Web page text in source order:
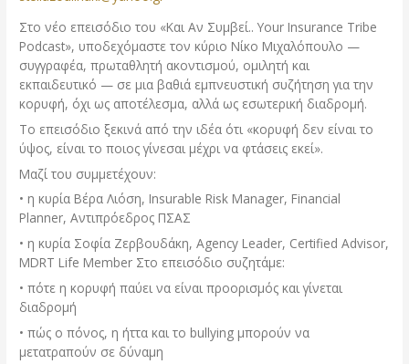
Στο νέο επεισόδιο του «Και Αν Συμβεί.. Your Insurance Tribe
Podcast», υποδεχόμαστε τον κύριο Νίκο Μιχαλόπουλο —
συγγραφέα, πρωταθλητή ακοντισμού, ομιλητή και
εκπαιδευτικό — σε μια βαθιά εμπνευστική συζήτηση για την
κορυφή, όχι ως αποτέλεσμα, αλλά ως εσωτερική διαδρομή.
Το επεισόδιο ξεκινά από την ιδέα ότι «κορυφή δεν είναι το
ύψος, είναι το ποιος γίνεσαι μέχρι να φτάσεις εκεί».
Μαζί του συμμετέχουν:
• η κυρία Βέρα Λιόση, Insurable Risk Manager, Financial
Planner, Αντιπρόεδρος ΠΣΑΣ
• η κυρία Σοφία Ζερβουδάκη, Agency Leader, Certified Advisor,
MDRT Life Member Στο επεισόδιο συζητάμε:
• πότε η κορυφή παύει να είναι προορισμός και γίνεται
διαδρομή
• πώς ο πόνος, η ήττα και το bullying μπορούν να
μετατραπούν σε δύναμη